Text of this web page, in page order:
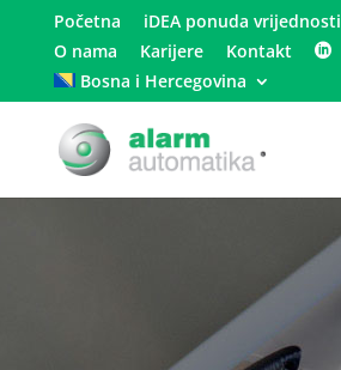
Početna iDEA ponuda vrijednosti
O nama
Karijere
Kontakt
Bosna i Hercegovina